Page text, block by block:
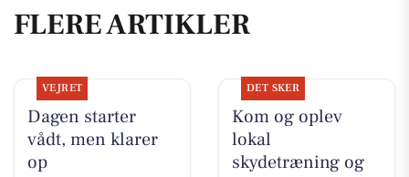
FLERE ARTIKLER
VEJRET
Dagen starter
vådt, men klarer
op
DET SKER
Kom og oplev
lokal
skydetræning og